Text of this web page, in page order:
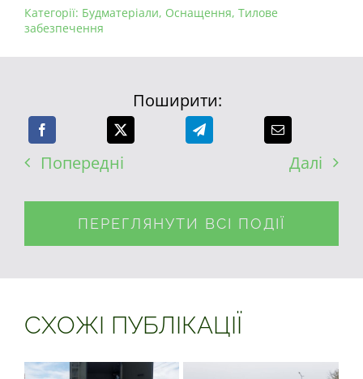
Категорії: Будматеріали, Оснащення, Тилове
забезпечення
Поширити:
Попередні Далі
ПЕРЕГЛЯНУТИ ВСІ ПОДІЇ
СХОЖІ ПУБЛІКАЦІЇ